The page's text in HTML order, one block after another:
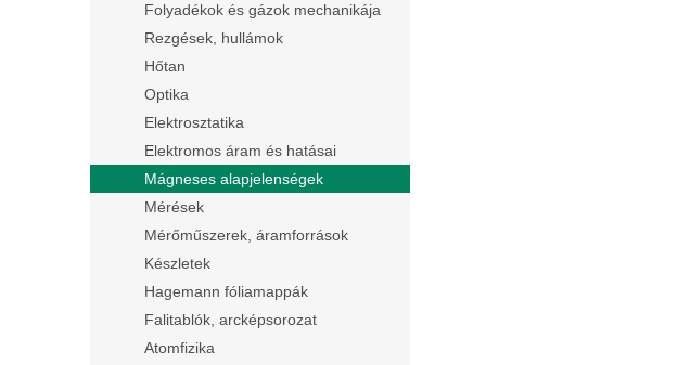
Folyadékok és gázok mechanikája
Rezgések, hullámok
Hőtan
Optika
Elektrosztatika
Elektromos áram és hatásai
Mágneses alapjelenségek
Mérések
Mérőműszerek, áramforrások
Készletek
Hagemann fóliamappák
Falitablók, arcképsorozat
Atomfizika